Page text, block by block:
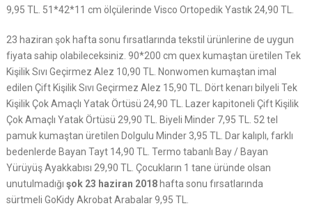
9,95 TL. 51*42*11 cm ölçülerinde Visco Ortopedik Yastık 24,90 TL.
23 haziran şok hafta sonu fırsatlarında tekstil ürünlerine de uygun
fiyata sahip olabileceksiniz. 90*200 cm quex kumaştan üretilen Tek
Kişilik Sıvı Geçirmez Alez 10,90 TL. Nonwomen kumaştan imal
edilen Çift Kişilik Sıvı Geçirmez Alez 15,90 TL. Dört kenarı bilyeli Tek
Kişilik Çok Amaçlı Yatak Örtüsü 24,90 TL. Lazer kapitoneli Çift Kişilik
Çok Amaçlı Yatak Örtüsü 29,90 TL. Biyeli Minder 7,95 TL. 52 tel
pamuk kumaştan üretilen Dolgulu Minder 3,95 TL. Dar kalıplı, farklı
bedenlerde Bayan Tayt 14,90 TL. Termo tabanlı Bay / Bayan
Yürüyüş Ayakkabısı 29,90 TL. Çocukların 1 tane üründe olsan
unutulmadığı şok 23 haziran 2018hafta sonu fırsatlarında
sürtmeli GoKidy Akrobat Arabalar 9,95 TL.